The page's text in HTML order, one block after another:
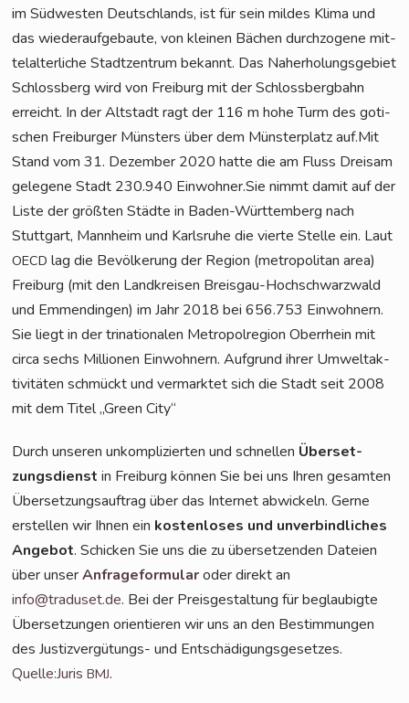
im Süd­wes­ten Deutsch­lands, ist für sein mil­des Kli­ma und
das wie­der­auf­ge­bau­te, von klei­nen Bächen durch­zo­ge­ne mit­
tel­al­ter­li­che Stadt­zen­trum bekannt. Das Nah­erho­lungs­ge­biet
Schloss­berg wird von Frei­burg mit der Schloss­berg­bahn
erreicht. In der Alt­stadt ragt der 116 m hohe Turm des goti­
schen Frei­bur­ger Müns­ters über dem Müns­ter­platz auf.Mit
Stand vom 31. Dezem­ber 2020 hat­te die am Fluss Drei­sam
gele­ge­ne Stadt 230.940 Einwohner.Sie nimmt damit auf der
Lis­te der größ­ten Städ­te in Baden-Würt­tem­berg nach
Stutt­gart, Mann­heim und Karls­ru­he die vier­te Stel­le ein. Laut
OECD lag die Bevöl­ke­rung der Regi­on (metro­po­li­tan area)
Frei­burg (mit den Land­krei­sen Breis­gau-Hoch­schwarz­wald
und Emmen­din­gen) im Jahr 2018 bei 656.753 Ein­woh­nern.
Sie liegt in der tri­na­tio­na­len Metro­pol­re­gi­on Ober­rhein mit
cir­ca sechs Mil­lio­nen Ein­woh­nern. Auf­grund ihrer Umwelt­ak­
ti­vi­tä­ten schmückt und ver­mark­tet sich die Stadt seit 2008
mit dem Titel „Green City“
Durch unse­ren unkom­pli­zier­ten und schnel­len Über­set­
zungs­dienst in Frei­burg kön­nen Sie bei uns Ihren gesam­ten
Über­set­zungs­auf­trag über das Inter­net abwi­ckeln. Ger­ne
erstel­len wir Ihnen ein kos­ten­lo­ses und unver­bind­li­ches
Ange­bot. Schi­cken Sie uns die zu über­set­zen­den Datei­en
über unserAnfra­ge­for­mu­laroder direkt an
info@traduset.de. Bei der Preis­ge­stal­tung für beglau­big­te
Über­set­zun­gen ori­en­tie­ren wir uns an den Bestim­mun­gen
des Jus­tiz­ver­gü­tungs- und Ent­schä­di­gungs­ge­set­zes.
Quelle:JurisBMJ.